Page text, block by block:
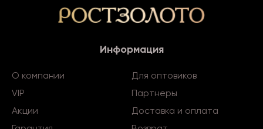
Информация
О компании
Для оптовиков
VIP
Партнеры
Акции
Доставка и оплата